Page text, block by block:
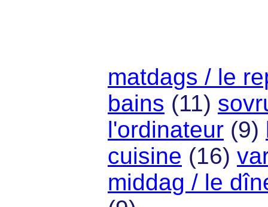
matdags / le
bains (11)
l'ordinateur (9)
cuisine (16)
middag / le